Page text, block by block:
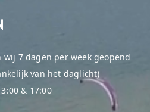
7 dagen per week geopend
van het daglicht)
& 17:00